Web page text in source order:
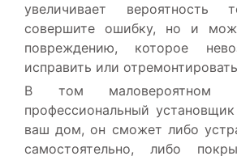
увеличивает
совершите ошибку, но и
повреждению, которое
исправить или
В том маловероятном
профессиональный
ваш дом, он сможет либо
самостоятельно, либо